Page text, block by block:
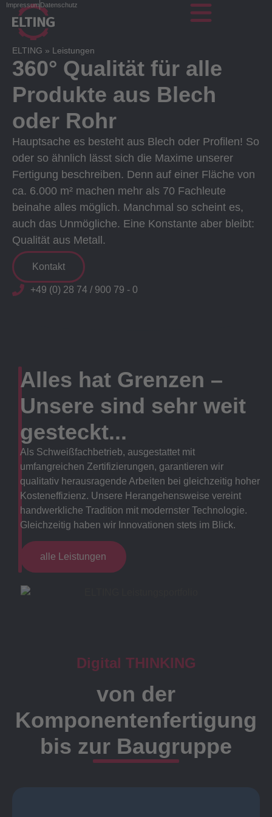
ImpressumDatenschutz
ELTING » Leistungen
360° Qualität für alle
Produkte aus Blech
oder Rohr
Hauptsache es besteht aus Blech oder Profilen! So
oder so ähnlich lässt sich die Maxime unserer
Fertigung beschreiben. Denn auf einer Fläche von
ca. 6.000 m² machen mehr als 70 Fachleute
beinahe alles möglich. Manchmal so scheint es,
auch das Unmögliche. Eine Konstante aber bleibt:
Qualität aus Metall.
Kontakt
+49 (0) 28 74 / 900 79 - 0
Alles hat Grenzen –
Unsere sind sehr weit
gesteckt...
Als Schweißfachbetrieb, ausgestattet mit
umfangreichen Zertifizierungen, garantieren wir
qualitativ herausragende Arbeiten bei gleichzeitig hoher
Kosteneffizienz. Unsere Herangehensweise vereint
handwerkliche Tradition mit modernster Technologie.
Gleichzeitig haben wir Innovationen stets im Blick.
alle Leistungen
Digital THINKING
von der
Komponentenfertigung
bis zur Baugruppe